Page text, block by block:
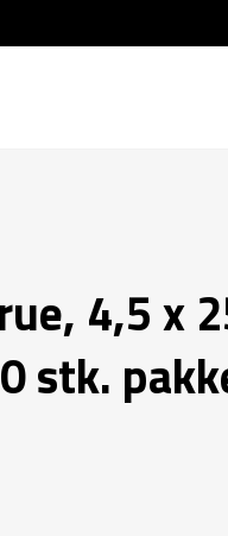
4,5 x
stk.